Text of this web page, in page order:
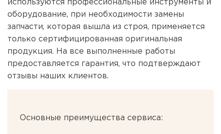
используются профессиональные инструменты и
оборудование, при необходимости замены
запчасти, которая вышла из строя, применяется
только сертифицированная оригинальная
продукция. На все выполненные работы
предоставляется гарантия, что подтверждают
отзывы наших клиентов.
Основные преимущества сервиса: